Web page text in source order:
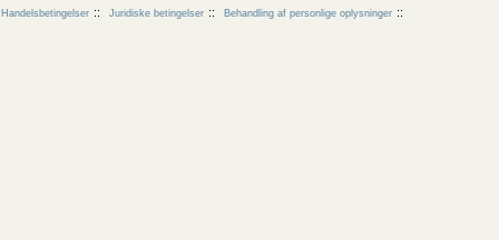
Handelsbetingelser Juridiske betingelser Behandling af personlige oplysninger